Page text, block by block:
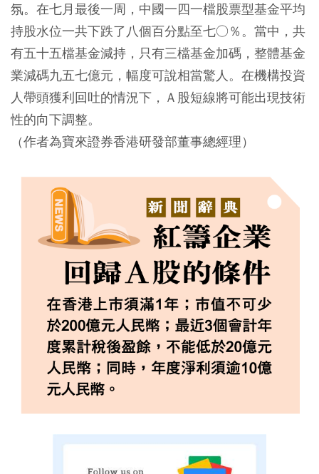
氛。在七月最後一周，中國一四一檔股票型基金平均
持股水位一共下跌了八個百分點至七○％。當中，共
有五十五檔基金減持，只有三檔基金加碼，整體基金
業減碼九五七億元，幅度可說相當驚人。在機構投資
人帶頭獲利回吐的情況下，Ａ股短線將可能出現技術
性的向下調整。
（作者為寶來證券香港研發部董事總經理）